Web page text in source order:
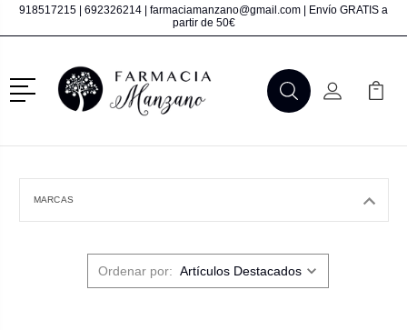
918517215 692326214 farmaciamanzano@gmail.com | Envío GRATIS a
partir de 50€
Menú
BuscarMi Cuenta
Mi
MARCAS
Ordenar por: